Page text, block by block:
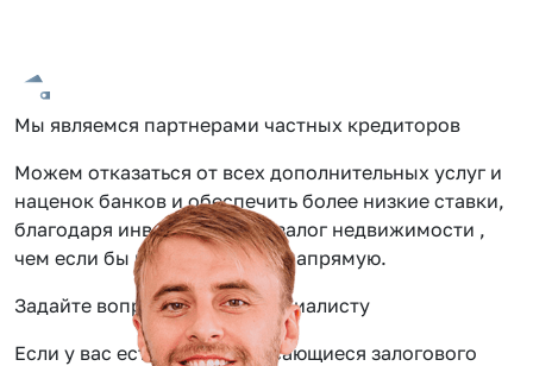
Мы являемся партнерами частных кредиторов
Можем отказаться от всех дополнительных услуг и
наценок банков и обеспечить более низкие ставки,
благодаря инвестиции под залог недвижимости ,
чем если бы вы обращались напрямую.
Задайте вопрос нашему специалисту
Если у вас есть вопросы касающиеся залогового